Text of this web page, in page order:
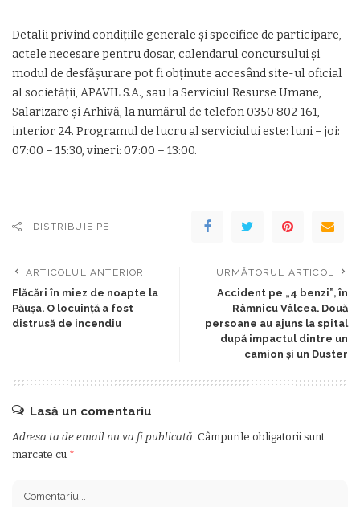
Detalii privind condițiile generale și specifice de participare,
actele necesare pentru dosar, calendarul concursului și
modul de desfășurare pot fi obținute accesând site-ul oficial
al societății, APAVIL S.A., sau la Serviciul Resurse Umane,
Salarizare și Arhivă, la numărul de telefon 0350 802 161,
interior 24. Programul de lucru al serviciului este: luni – joi:
07:00 – 15:30, vineri: 07:00 – 13:00.
DISTRIBUIE PE
ARTICOLUL ANTERIOR
Flăcări în miez de noapte la
Păușa. O locuință a fost
distrusă de incendiu
URMĂTORUL ARTICOL
Accident pe „4 benzi”, în
Râmnicu Vâlcea. Două
persoane au ajuns la spital
după impactul dintre un
camion și un Duster
Lasă un comentariu
Adresa ta de email nu va fi publicată. Câmpurile obligatorii sunt
marcate cu *